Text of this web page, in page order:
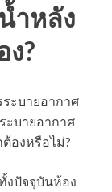
ำหลัง
?
ะบายอากาศ
ะบายอากาศ
องหรือไม่?
งปัจจุบันห้อง